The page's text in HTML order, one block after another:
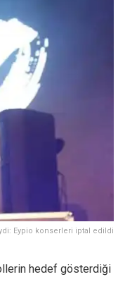
Eypio konserleri iptal edildi
hedef gösterdiği